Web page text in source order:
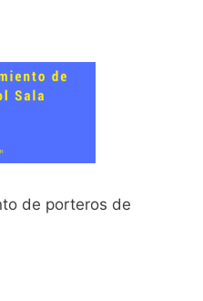
de porteros de